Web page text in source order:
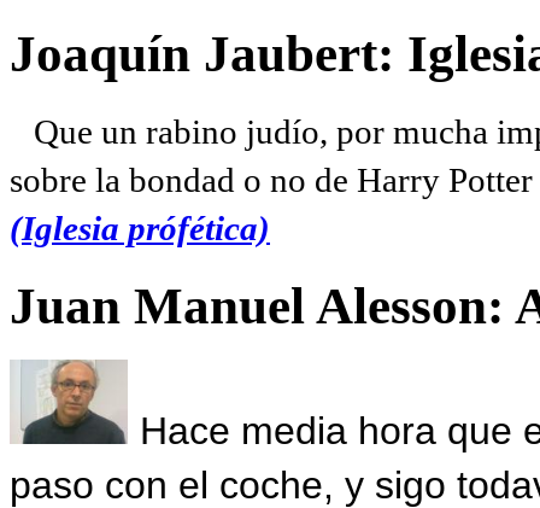
Joaquín Jaubert:
Que un rabino judío, por mucha
sobre la bondad o no de Harry
(Iglesia prófética)
Juan Manuel Alesson:
Hace media hora que
paso con el coche, y sigo